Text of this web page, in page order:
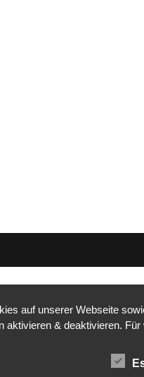
auf unserer Webseite
aktivieren & deaktivieren.